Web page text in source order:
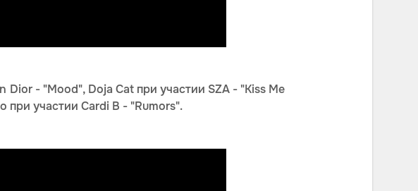
- "Mood", Doja Cat при участии SZA - "Kiss Me
при участии Cardi B - "Rumors".